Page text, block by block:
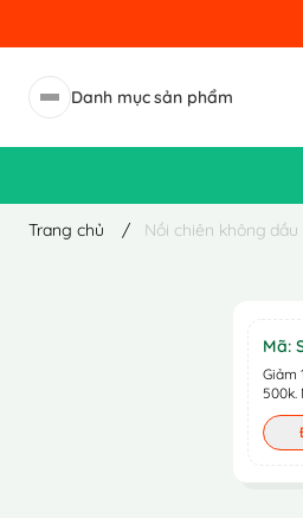
Danh mục sản phẩm
Trang chủ / Nồi chiên không dầu
Mã:
Giảm
500k.